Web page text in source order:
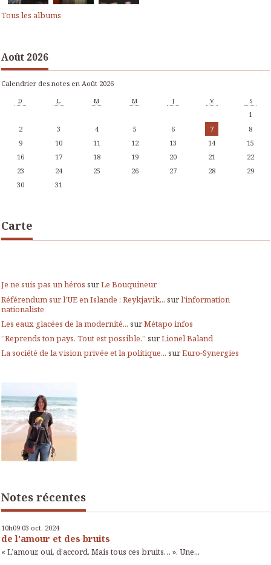
Tous les albums
Août 2026
Calendrier des notes en Août 2026
D L M M J V S
1
2
3 4 5 6 7
8
9
10 11 12 13 14
15
16
17 18 19 20 21
22
23
24 25 26 27 28
29
30
31
Carte
Je ne suis pas un héros surLe Bouquineur
Référendum sur l’UE en Islande : Reykjavik... surl'information
nationaliste
Les eaux glacées de la modernité... surMétapo infos
”Reprends ton pays. Tout est possible.” surLionel Baland
La société de la vision privée et la politique... surEuro-Synergies
Notes récentes
10h09 03 oct. 2024
de l'amour et des bruits
« L’amour, oui, d’accord. Mais tous ces bruits… ». Une...